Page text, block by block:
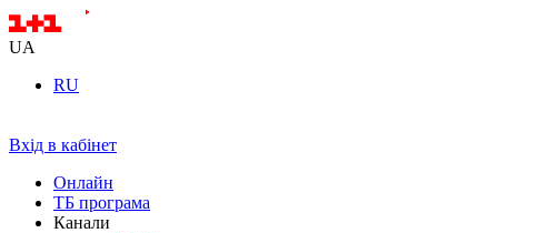
UA
RU
Вхід в кабінет
Онлайн
ТБ програма
Канали